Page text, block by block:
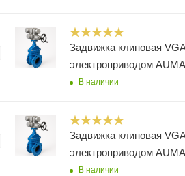
Задвижка клиновая
электроприводом
В наличии
Задвижка клиновая
электроприводом
В наличии